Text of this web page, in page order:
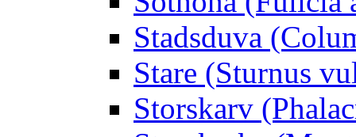
Stadsduva
Stare (Sturnus
Storskarv